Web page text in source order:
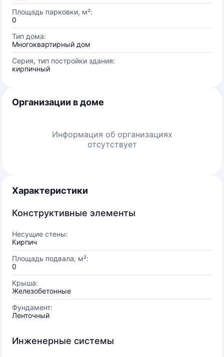
Площадь парковки, м²:
0
Тип дома:
Многоквартирный дом
Серия, тип постройки здания:
кирпичный
Организации в доме
Информация об организациях
отсутствует
Характеристики
Конструктивные элементы
Несущие стены:
Кирпич
Площадь подвала, м²:
0
Крыша:
Железобетонные
Фундамент:
Ленточный
Инженерные системы